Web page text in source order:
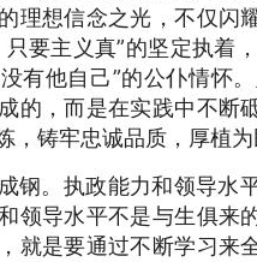
理想信念之光，不仅闪
要主义真”的坚定执着
有他自己”的公仆情怀
的，而是在实践中不断
，铸牢忠诚品质，厚植
钢。执政能力和领导水
领导水平不是与生俱来
就是要通过不断学习来